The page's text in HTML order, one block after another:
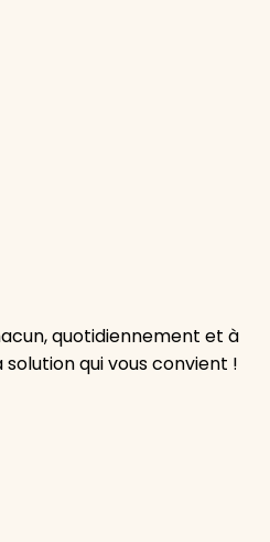
quotidiennement et à
qui vous convient !